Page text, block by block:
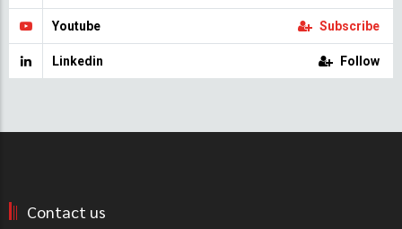
Youtube Subscribe
Linkedin Follow
Contact us